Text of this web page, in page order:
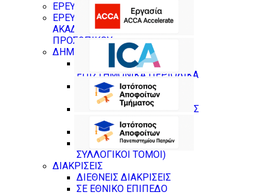
ΕΡΕΥΝΗΤΙΚΑ ΕΡΓΑΣΤΗΡΙΑ
ΕΡΕΥΝΗΤΙΚΟ ΠΡΟΦΙΛ
ΑΚΑΔΗΜΑΪΚΟΥ
ΠΡΟΣΩΠΙΚΟΥ
ΔΗΜΟΣΙΕΥΣΕΙΣ
ΔΗΜΟΣΙΕΥΣΕΙΣ ΣΕ
ΕΠΙΣΤΗΜΟΝΙΚΑ ΠΕΡΙΟΔΙΚΑ
ΔΗΜΟΣΙΕΥΣΕΙΣ ΣΕ
ΕΠΙΣΤΗΜΟΝΙΚΑ ΣΥΝΕΔΡΙΑ
ΚΕΦΑΛΑΙΑ ΣΕ ΣΥΛΛΟΓΙΚΟΥΣ
ΤΟΜΟΥΣ
ΒΙΒΛΙΑ
ΕΠΙΜΕΛΕΙΕΣ (ΒΙΒΛΙΑ ,
ΣΥΛΛΟΓΙΚΟΙ ΤΟΜΟΙ)
ΔΙΑΚΡΙΣΕΙΣ
ΔΙΕΘΝΕΙΣ ΔΙΑΚΡΙΣΕΙΣ
ΣΕ ΕΘΝΙΚΟ ΕΠΙΠΕΔΟ